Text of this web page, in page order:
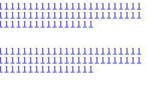
1 1 1 1 1 1 1 1 1 1 1 1 1 1 1 1 1 1 1 1 1 1 1
1 1 1 1 1 1 1 1 1 1 1 1 1 1 1 1 1 1 1 1 1 1 1
1 1 1 1 1 1 1 1 1 1 1 1 1 1 1
1 1 1 1 1 1 1 1 1 1 1 1 1 1 1 1 1 1 1 1 1 1 1
1 1 1 1 1 1 1 1 1 1 1 1 1 1 1 1 1 1 1 1 1 1 1
1 1 1 1 1 1 1 1 1 1 1 1 1 1 1